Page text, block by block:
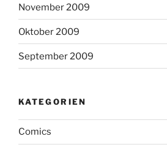
November 2009
Oktober 2009
September 2009
KATEGORIEN
Comics